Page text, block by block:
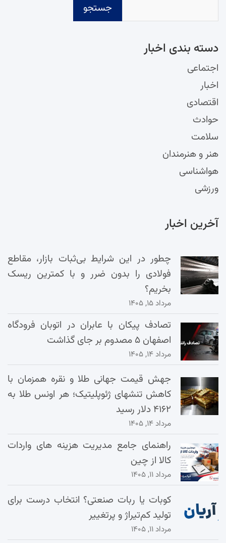
جستجو
دسته‌ بندی اخبار
اجتماعی
اخبار
اقتصادی
حوادث
سلامت
هنر و هنرمندان
هواشناسی
ورزشی
آخرین اخبار
چطور در این شرایط بی‌ثبات بازار، مقاطع
فولادی را بدون ضرر و با کمترین ریسک
بخریم؟
مرداد ۱۵, ۱۴۰۵
تصادف پیکان با عابران در اتوبان فرودگاه
اصفهان ۵ مصدوم بر جای گذاشت
مرداد ۱۴, ۱۴۰۵
جهش قیمت جهانی طلا و نقره همزمان با
کاهش تنشهای ژئوپلیتیک؛ هر اونس طلا به
۴۱۶۲ دلار رسید
مرداد ۱۴, ۱۴۰۵
راهنمای جامع مدیریت هزینه‌ های واردات
کالا از چین
مرداد ۱۱, ۱۴۰۵
کوبات یا ربات صنعتی؟ انتخاب درست برای
تولید کم‌تیراژ و پرتغییر
مرداد ۱۱, ۱۴۰۵